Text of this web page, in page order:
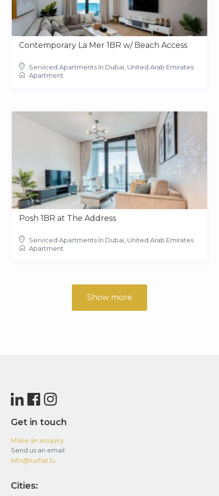
Contemporary La Mer 1BR w/ Beach Access
Serviced Apartments In Dubai, United Arab Emirates
Apartment
Posh 1BR at The Address
Serviced Apartments In Dubai, United Arab Emirates
Apartment
Show more
Get in touch
Make an enquiry
Send us an email:
info@luxflat.lu
Cities: